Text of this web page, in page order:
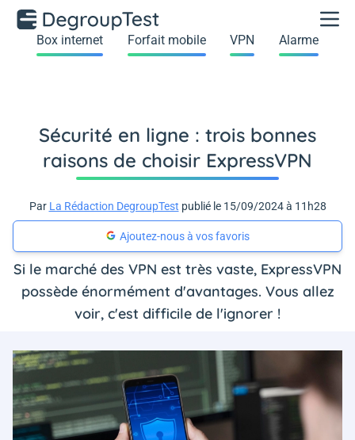
Box internet Forfait mobile VPN Alarme
Sécurité en ligne : trois bonnes
raisons de choisir ExpressVPN
Par La Rédaction DegroupTest publié le 15/09/2024 à 11h28
Ajoutez-nous à vos favoris
Si le marché des VPN est très vaste, ExpressVPN
possède énormément d'avantages. Vous allez
voir, c'est difficile de l'ignorer !